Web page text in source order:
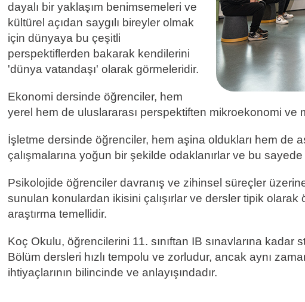
dayalı bir yaklaşım benimsemeleri ve
kültürel açıdan saygılı bireyler olmak
için dünyaya bu çeşitli
perspektiflerden bakarak kendilerini
'dünya vatandaşı' olarak görmeleridir.
Ekonomi dersinde öğrenciler, hem
yerel hem de uluslararası perspektiften mikroekonomi ve
İşletme dersinde öğrenciler, hem aşina oldukları hem de
çalışmalarına yoğun bir şekilde odaklanırlar ve bu
Psikolojide öğrenciler davranış ve zihinsel süreçler
sunulan konulardan ikisini çalışırlar ve dersler tipik
araştırma temellidir.
Koç Okulu, öğrencilerini 11. sınıftan IB sınavlarına
Bölüm dersleri hızlı tempolu ve zorludur, ancak aynı
ihtiyaçlarının bilincinde ve anlayışındadır.